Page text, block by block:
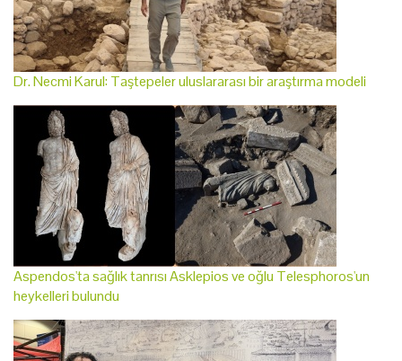
Dr. Necmi Karul: Taştepeler uluslararası bir araştırma modeli
Aspendos'ta sağlık tanrısı Asklepios ve oğlu Telesphoros'un
heykelleri bulundu